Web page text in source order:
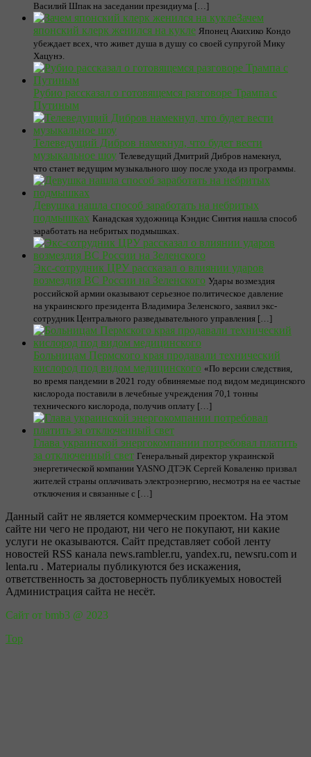
Василий Шпак на заседании президиума […]
Зачем
японский клерк женился на кукле Японец Акихико Кондо
убеждает всех, что живет душа в душу со своей супругой Мику
Хацунэ.
Рубио рассказал о готовящемся разговоре Трампа с
Путиным
Телеведущий Дибров намекнул, что будет вести
музыкальное шоу Телеведущий Дмитрий Дибров намекнул,
что станет ведущим музыкального шоу после ухода из программы.
Девушка нашла способ заработать на небритых
подмышках Канадская художница Кэндис Синтия нашла способ
заработать на небритых подмышках.
Экс-сотрудник ЦРУ рассказал о влиянии ударов
возмездия ВС России на Зеленского Удары возмездия
российской армии оказывают серьезное политическое давление
на украинского президента Владимира Зеленского, заявил экс-
сотрудник Центрального разведывательного управления […]
Больницам Пермского края продавали технический
кислород под видом медицинского «По версии следствия,
во время пандемии в 2021 году обвиняемые под видом медицинского
кислорода поставили в лечебные учреждения 70,1 тонны
технического кислорода, получив оплату […]
Глава украинской энергокомпании потребовал платить
за отключенный свет Генеральный директор украинской
энергетической компании YASNO ДТЭК Сергей Коваленко призвал
жителей страны оплачивать электроэнергию, несмотря на ее частые
отключения и связанные с […]
Данный сайт не является коммерческим проектом. На этом
сайте ни чего не продают, ни чего не покупают, ни какие
услуги не оказываются. Сайт представляет собой ленту
новостей RSS канала news.rambler.ru, yandex.ru, newsru.com и
lenta.ru . Материалы публикуются без искажения,
ответственность за достоверность публикуемых новостей
Администрация сайта не несёт.
Сайт от bmb3 @ 2023
Top